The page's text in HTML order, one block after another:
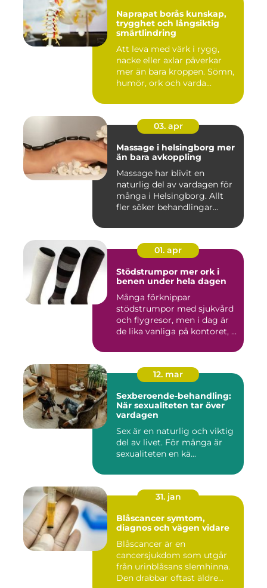
Naprapat borås kunskap,
trygghet och långsiktig
smärtlindring
Att leva med värk i rygg,
nacke eller axlar påverkar
mer än bara kroppen. Sömn,
humör, ork och varda...
03. apr
Massage i helsingborg mer
än bara avkoppling
Massage har blivit en
naturlig del av vardagen för
många i Helsingborg. Allt
fler söker behandlingar...
01. apr
Stödstrumpor mer ork i
benen under hela dagen
Många förknippar
stödstrumpor med sjukvård
och flygresor, men i dag är
de lika vanliga på kontoret, ...
12. mar
Sexberoende-behandling:
När sexualiteten tar över
vardagen
Sex är en naturlig och viktig
del av livet. För många är
sexualiteten en kä...
31. jan
Blåscancer symtom,
diagnos och vägen vidare
Blåscancer är en
cancersjukdom som utgår
från urinblåsans slemhinna.
Den drabbar oftast äldre